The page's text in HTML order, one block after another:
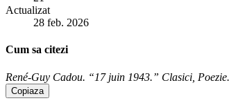
Actualizat
28 feb. 2026
Cum sa citezi
René-Guy Cadou. “17 juin 1943.” Clasici,
Copiaza